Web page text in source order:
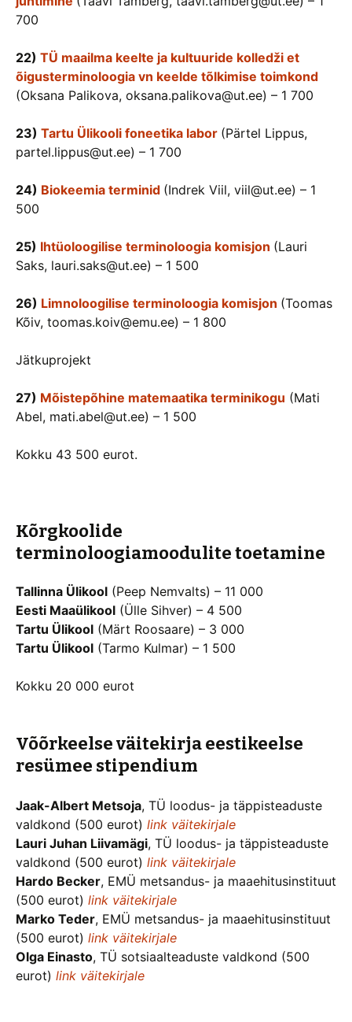
700
22) TÜ maailma keelte ja kultuuride kolledži et
õigusterminoloogia vn keelde tõlkimise toimkond
(Oksana Palikova, oksana.palikova@ut.ee) – 1 700
23) Tartu Ülikooli foneetika labor (Pärtel Lippus,
partel.lippus@ut.ee) – 1 700
24) Biokeemia terminid (Indrek Viil, viil@ut.ee) – 1
500
25) Ihtüoloogilise terminoloogia komisjon (Lauri
Saks, lauri.saks@ut.ee) – 1 500
26) Limnoloogilise terminoloogia komisjon (Toomas
Kõiv, toomas.koiv@emu.ee) – 1 800
Jätkuprojekt
27) Mõistepõhine matemaatika terminikogu (Mati
Abel, mati.abel@ut.ee) – 1 500
Kokku 43 500 eurot.
Kõrgkoolide
terminoloogiamoodulite toetamine
Tallinna Ülikool (Peep Nemvalts) – 11 000
Eesti Maaülikool (Ülle Sihver) – 4 500
Tartu Ülikool (Märt Roosaare) – 3 000
Tartu Ülikool (Tarmo Kulmar) – 1 500
Kokku 20 000 eurot
Võõrkeelse väitekirja eestikeelse
resümee stipendium
Jaak-Albert Metsoja, TÜ loodus- ja täppisteaduste
valdkond (500 eurot) link väitekirjale
Lauri Juhan Liivamägi, TÜ loodus- ja täppisteaduste
valdkond (500 eurot) link väitekirjale
Hardo Becker, EMÜ metsandus- ja maaehitusinstituut
(500 eurot) link väitekirjale
Marko Teder, EMÜ metsandus- ja maaehitusinstituut
(500 eurot) link väitekirjale
Olga Einasto, TÜ sotsiaalteaduste valdkond (500
eurot) link väitekirjale